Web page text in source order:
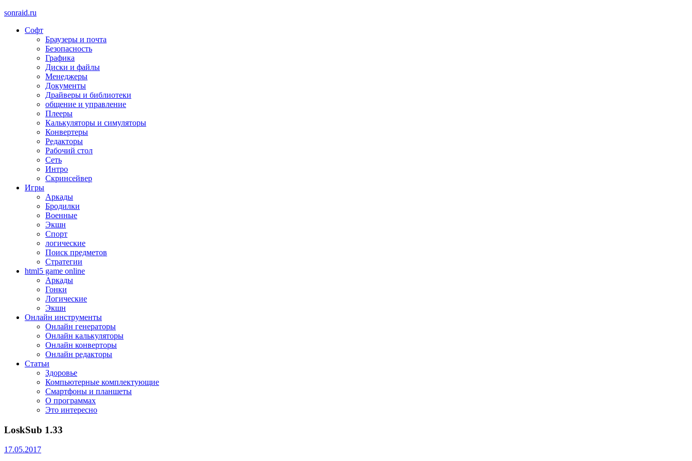
sonraid.ru
Скачивай программы, мини игры
Софт
Браузеры и почта
Безопасность
Графика
Диски и файлы
Менеджеры
Документы
Драйверы и библиотеки
общение и управление
Плееры
Калькуляторы и симуляторы
Конвертеры
Редакторы
Рабочий стол
Сеть
Интро
Скринсейвер
Игры
Аркады
Бродилки
Военные
Экшн
Спорт
логические
Поиск предметов
Стратегии
html5 game online
Аркады
Гонки
Логические
Экшн
Онлайн инструменты
Онлайн генераторы
Онлайн калькуляторы
Онлайн конверторы
Онлайн редакторы
Статьи
Здоровье
Компьютерные комплектующие
Смартфоны и планшеты
О программах
Это интересно
LoskSub 1.33
17.05.2017